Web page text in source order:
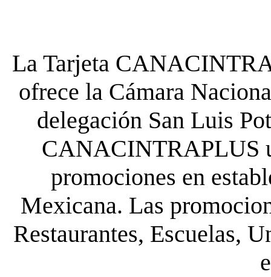
La Tarjeta
ofrece la Cámara
delegación San Luis
CANACINTRAPLUS
promociones en
Mexicana. Las
Restaurantes, Escuelas,